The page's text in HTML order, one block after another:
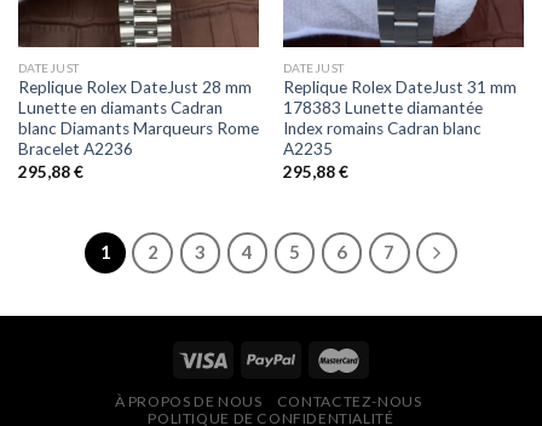
DATEJUST
Replique Rolex DateJust 28 mm
Lunette en diamants Cadran
blanc Diamants Marqueurs Rome
Bracelet A2236
295,88€
DATEJUST
Replique Rolex DateJust 31 mm
178383 Lunette diamantée
Index romains Cadran blanc
A2235
295,88€
1 2 3 4 5 6 7
À PROPOS DE NOUS
CONTACTEZ-NOUS
POLITIQUE DE CONFIDENTIALITÉ